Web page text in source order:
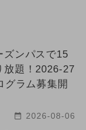
ズンパスで15
放題！2026-27
グラム募集開
2026-08-06